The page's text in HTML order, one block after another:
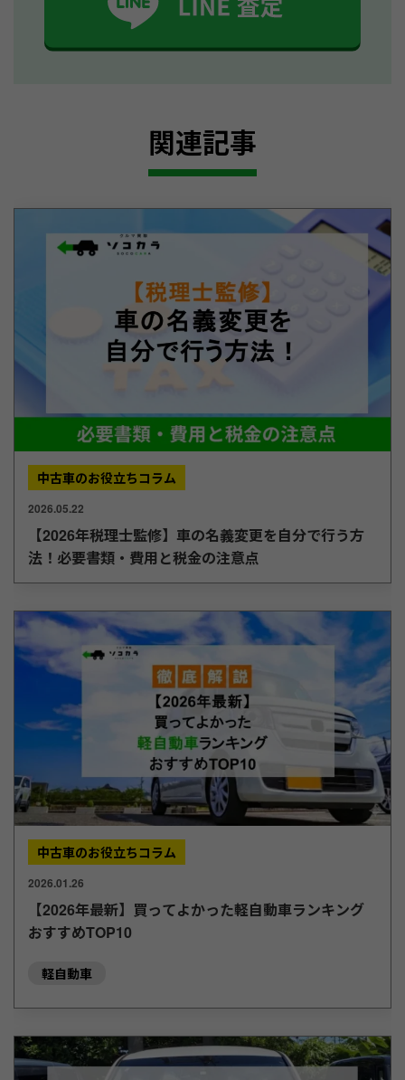
関連記事
中古車のお役立ちコラム
2026.05.22
【2026年税理士監修】車の名義変更を自分で行う方
法！必要書類・費用と税金の注意点
中古車のお役立ちコラム
2026.01.26
【2026年最新】買ってよかった軽自動車ランキング
おすすめTOP10
軽自動車